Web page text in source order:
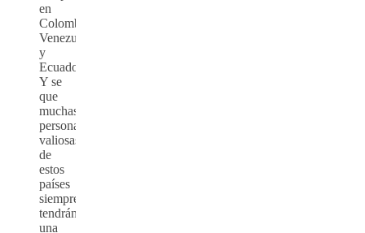
en
Colombia,
Venezuela
y
Ecuador.
Y se
que
muchas
personas
valiosas
de
estos
países
siempre
tendrán
una